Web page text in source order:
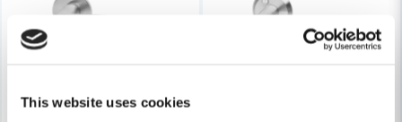
This website uses cookies